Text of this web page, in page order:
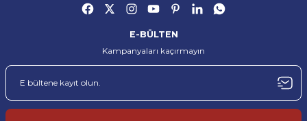
önemli bir adım olarak görüyoruz. Geniş ürün yelpazemiz, uzman
hem de servislerin tüm ihtiyaçlarına çözüm sunuyoruz.
Parçanınkalbi.com, otomotiv yedek parça sektöründe güvenilir, hızlı ve
kaliteli hizmet sunmak amacıyla kurulmuş öncü bir e-ticaret
platformudur. Her marka ve model araca uygun, %100 orijinal yedek
Yedek parçanın sadece bir ürün değil, aracın kalbi olduğuna inanıyoruz. Bu
E-BÜLTEN
Kampanyaları kaçırmayın